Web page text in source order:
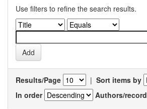
Use filters to refine the search results.
Results/Page | Sort items by
In order
Authors/record